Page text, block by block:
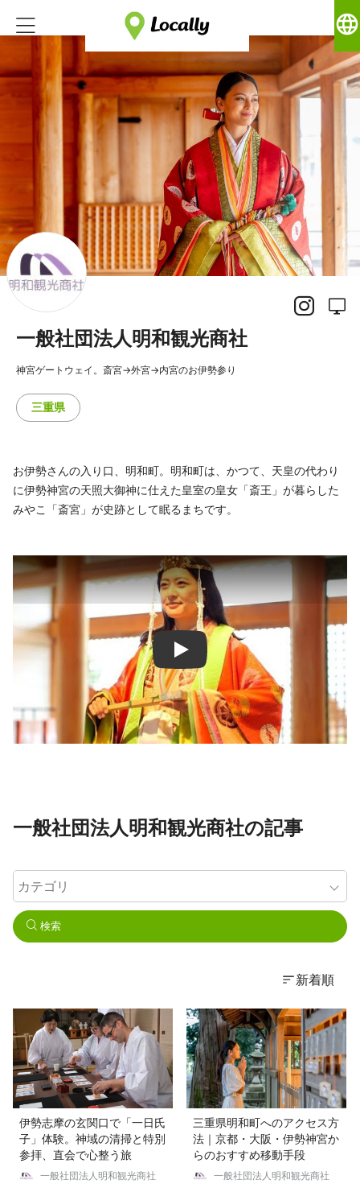
language
一般社団法人明和観光商社
神宮ゲートウェイ。斎宮→外宮→内宮のお伊勢参り
三重県
お伊勢さんの入り口、明和町。明和町は、かつて、天皇の代わり
に伊勢神宮の天照大御神に仕えた皇室の皇女「斎王」が暮らした
みやこ「斎宮」が史跡として眠るまちです。
一般社団法人明和観光商社の記事
検索
新着順
伊勢志摩の玄関口で「一日氏
子」体験。神域の清掃と特別
参拝、直会で心整う旅
一般社団法人明和観光商社
三重県明和町へのアクセス方
法｜京都・大阪・伊勢神宮か
らのおすすめ移動手段
一般社団法人明和観光商社